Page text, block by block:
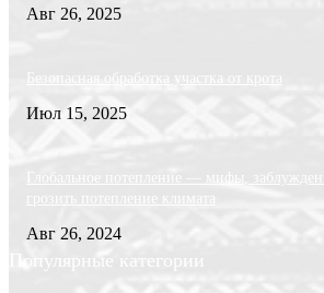
Авг 26, 2025
Безопасная обработка участка от крота
Июл 15, 2025
Глобальное потепление — мифы,
грозить потепление климата
Авг 26, 2024
Популярные категории